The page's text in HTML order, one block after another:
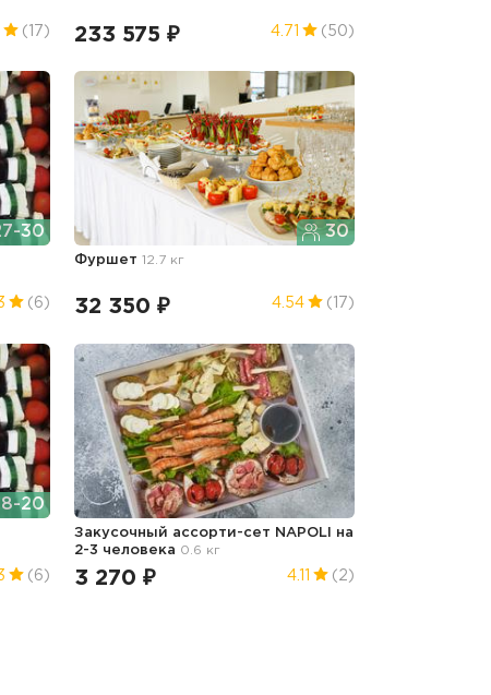
(17) 233 575 ₽ 4.71 (50)
30
(6)
30
Фуршет 12.7 кг
32 350 ₽ 4.54 (17)
20
(6)
Закусочный ассорти-сет NAPOLI на
2-3 человека 0.6 кг
3 270 ₽ 4.11 (2)